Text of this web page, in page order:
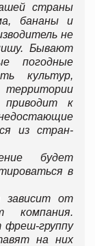
страны
бананы и
не
Бывают
погодные
культур,
к
из стран-
будет
в
зависит от
компания.
фреш-группу
на них